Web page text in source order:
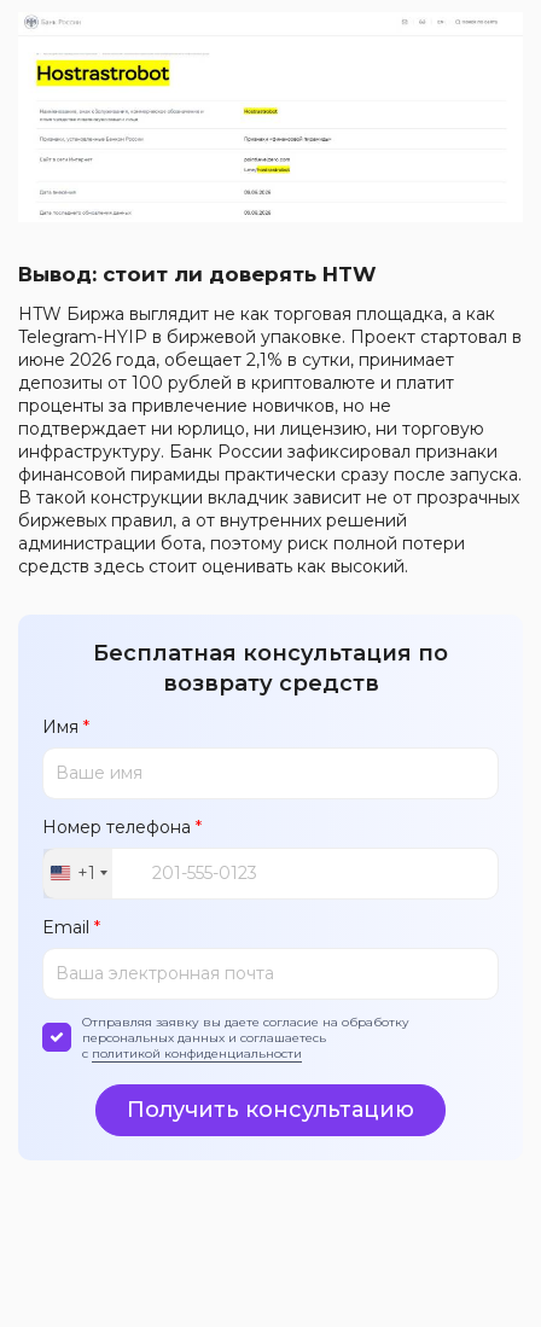
Вывод: стоит ли доверять HTW
HTW Биржа выглядит не как торговая площадка, а как
Telegram-HYIP в биржевой упаковке. Проект стартовал в
июне 2026 года, обещает 2,1% в сутки, принимает
депозиты от 100 рублей в криптовалюте и платит
проценты за привлечение новичков, но не
подтверждает ни юрлицо, ни лицензию, ни торговую
инфраструктуру. Банк России зафиксировал признаки
финансовой пирамиды практически сразу после запуска.
В такой конструкции вкладчик зависит не от прозрачных
биржевых правил, а от внутренних решений
администрации бота, поэтому риск полной потери
средств здесь стоит оценивать как высокий.
Бесплатная консультация по
возврату средств
Имя *
Номер телефона *
United
+1
+1
Email *
Отправляя заявку вы даете согласие на обработку
персональных данных и соглашаетесь
с политикой конфиденциальности
Получить консультацию